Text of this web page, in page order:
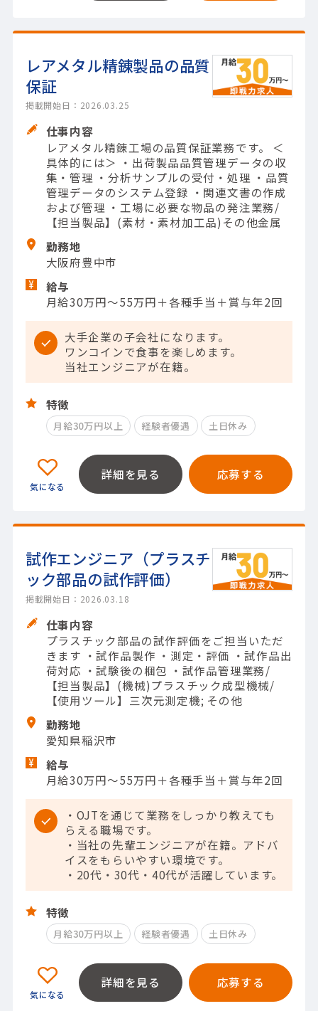
レアメタル精錬製品の品質
保証
掲載開始日：2026.03.25
仕事内容
レアメタル精錬工場の品質保証業務です。 ＜
具体的には＞ ・出荷製品品質管理データの収
集・管理 ・分析サンプルの受付・処理 ・品質
管理データのシステム登録 ・関連文書の作成
および管理 ・工場に必要な物品の発注業務/
【担当製品】(素材・素材加工品)その他金属
勤務地
大阪府豊中市
給与
月給30万円～55万円＋各種手当＋賞与年2回
大手企業の子会社になります。
ワンコインで食事を楽しめます。
当社エンジニアが在籍。
特徴
月給30万円以上 経験者優遇 土日休み
詳細を見る 応募する
試作エンジニア（プラスチ
ック部品の試作評価）
掲載開始日：2026.03.18
仕事内容
プラスチック部品の試作評価をご担当いただ
きます ・試作品製作 ・測定・評価 ・試作品出
荷対応 ・試験後の梱包 ・試作品管理業務/
【担当製品】(機械)プラスチック成型機械/
【使用ツール】三次元測定機; その他
勤務地
愛知県稲沢市
給与
月給30万円～55万円＋各種手当＋賞与年2回
・OJTを通じて業務をしっかり教えても
らえる職場です。
・当社の先輩エンジニアが在籍。アドバ
イスをもらいやすい環境です。
・20代・30代・40代が活躍しています。
特徴
月給30万円以上 経験者優遇 土日休み
詳細を見る 応募する